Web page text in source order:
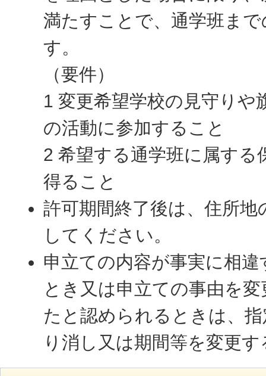
満たすことで、通学班ま
す。
（要件）
1 変更希望学校の見守りや
の活動に参加すること
2 希望する通学班に属する
得ること
許可期間終了後は、住所地
してください。
申立ての内容が事実に相
とき又は申立ての事由を
たと認められるときは、
り消し又は期間等を変更